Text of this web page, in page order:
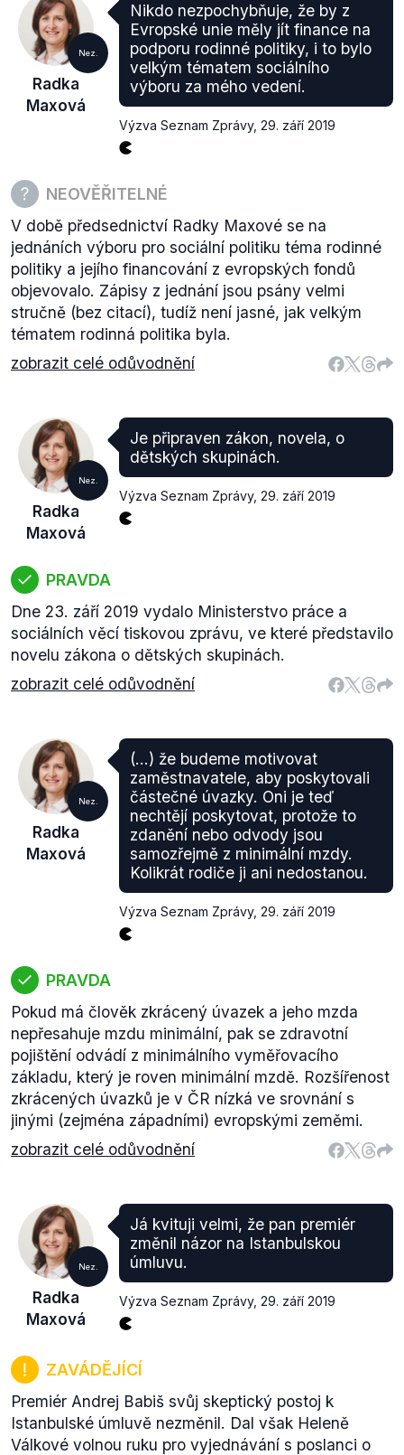
Nez.
Radka
Maxová
Nikdo nezpochybňuje, že by z
Evropské unie měly jít finance na
podporu rodinné politiky, i to bylo
velkým tématem sociálního
výboru za mého vedení.
Výzva Seznam Zprávy, 29. září 2019
NEOVĚŘITELNÉ
V době předsednictví Radky Maxové se na
jednáních výboru pro sociální politiku téma rodinné
politiky a jejího financování z evropských fondů
objevovalo. Zápisy z jednání jsou psány velmi
stručně (bez citací), tudíž není jasné, jak velkým
tématem rodinná politika byla.
zobrazit celé odůvodnění
Nez.
Radka
Maxová
Je připraven zákon, novela, o
dětských skupinách.
Výzva Seznam Zprávy, 29. září 2019
PRAVDA
Dne 23. září 2019 vydalo Ministerstvo práce a
sociálních věcí tiskovou zprávu, ve které představilo
novelu zákona o dětských skupinách.
zobrazit celé odůvodnění
Nez.
Radka
Maxová
(...) že budeme motivovat
zaměstnavatele, aby poskytovali
částečné úvazky. Oni je teď
nechtějí poskytovat, protože to
zdanění nebo odvody jsou
samozřejmě z minimální mzdy.
Kolikrát rodiče ji ani nedostanou.
Výzva Seznam Zprávy, 29. září 2019
PRAVDA
Pokud má člověk zkrácený úvazek a jeho mzda
nepřesahuje mzdu minimální, pak se zdravotní
pojištění odvádí z minimálního vyměřovacího
základu, který je roven minimální mzdě. Rozšířenost
zkrácených úvazků je v ČR nízká ve srovnání s
jinými (zejména západními) evropskými zeměmi.
zobrazit celé odůvodnění
Nez.
Radka
Maxová
Já kvituji velmi, že pan premiér
změnil názor na Istanbulskou
úmluvu.
Výzva Seznam Zprávy, 29. září 2019
ZAVÁDĚJÍCÍ
Premiér Andrej Babiš svůj skeptický postoj k
Istanbulské úmluvě nezměnil. Dal však Heleně
Válkové volnou ruku pro vyjednávání s poslanci o